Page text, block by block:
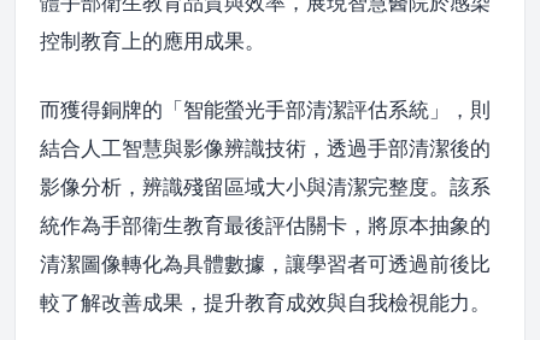
控制教育上的應用成果。
而獲得銅牌的「智能螢光手部清潔評估系統」，則
結合人工智慧與影像辨識技術，透過手部清潔後的
影像分析，辨識殘留區域大小與清潔完整度。該系
統作為手部衛生教育最後評估關卡，將原本抽象的
清潔圖像轉化為具體數據，讓學習者可透過前後比
較了解改善成果，提升教育成效與自我檢視能力。